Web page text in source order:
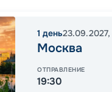
1 день23.09.2027,
Москва
ОТПРАВЛЕНИЕ
19:30